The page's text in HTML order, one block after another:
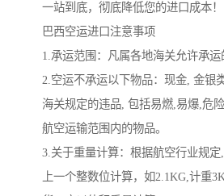
一站到底，彻底降低您的进口成本！
巴西空运进口注意事项
1.承运范围：凡属各地海关允许承运
2.空运不承运以下物品：现金, 金银
海关规定的违品, 包括易燃,易爆,危
航空运输范围内的物品。
3.关于重量计算：根据航空行业规
上一个整数位计算，如2.1KG,计重